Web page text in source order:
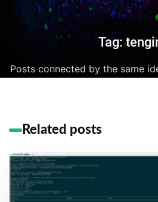
Tag:
Posts connected by the same
Related posts